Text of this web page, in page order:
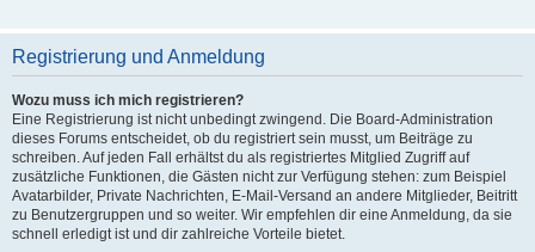
Registrierung und Anmeldung
Wozu muss ich mich registrieren?
Eine Registrierung ist nicht unbedingt zwingend. Die Board-Administration
dieses Forums entscheidet, ob du registriert sein musst, um Beiträge zu
schreiben. Auf jeden Fall erhältst du als registriertes Mitglied Zugriff auf
zusätzliche Funktionen, die Gästen nicht zur Verfügung stehen: zum Beispiel
Avatarbilder, Private Nachrichten, E-Mail-Versand an andere Mitglieder, Beitritt
zu Benutzergruppen und so weiter. Wir empfehlen dir eine Anmeldung, da sie
schnell erledigt ist und dir zahlreiche Vorteile bietet.